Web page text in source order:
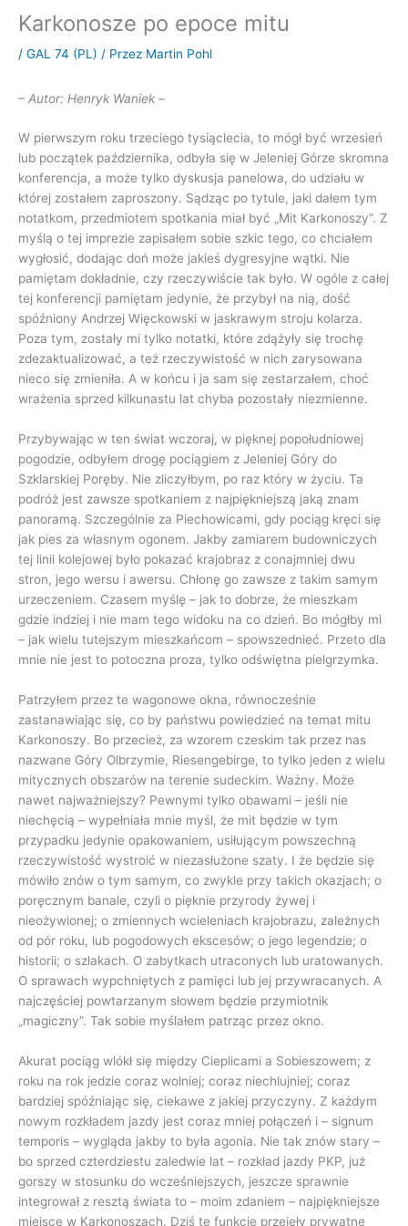
Karkonosze po epoce mitu
/ GAL 74 (PL) / Przez Martin Pohl
– Autor: Henryk Waniek –
W pierwszym roku trzeciego tysiąclecia, to mógł być wrzesień
lub początek października, odbyła się w Jeleniej Górze skromna
konferencja, a może tylko dyskusja panelowa, do udziału w
której zostałem zaproszony. Sądząc po tytule, jaki dałem tym
notatkom, przedmiotem spotkania miał być „Mit Karkonoszy”. Z
myślą o tej imprezie zapisałem sobie szkic tego, co chciałem
wygłosić, dodając doń może jakieś dygresyjne wątki. Nie
pamiętam dokładnie, czy rzeczywiście tak było. W ogóle z całej
tej konferencji pamiętam jedynie, że przybył na nią, dość
spóźniony Andrzej Więckowski w jaskrawym stroju kolarza.
Poza tym, zostały mi tylko notatki, które zdążyły się trochę
zdezaktualizować, a też rzeczywistość w nich zarysowana
nieco się zmieniła. A w końcu i ja sam się zestarzałem, choć
wrażenia sprzed kilkunastu lat chyba pozostały niezmienne.
Przybywając w ten świat wczoraj, w pięknej popołudniowej
pogodzie, odbyłem drogę pociągiem z Jeleniej Góry do
Szklarskiej Poręby. Nie zliczyłbym, po raz który w życiu. Ta
podróż jest zawsze spotkaniem z najpiękniejszą jaką znam
panoramą. Szczególnie za Piechowicami, gdy pociąg kręci się
jak pies za własnym ogonem. Jakby zamiarem budowniczych
tej linii kolejowej było pokazać krajobraz z conajmniej dwu
stron, jego wersu i awersu. Chłonę go zawsze z takim samym
urzeczeniem. Czasem myślę – jak to dobrze, że mieszkam
gdzie indziej i nie mam tego widoku na co dzień. Bo mógłby mi
– jak wielu tutejszym mieszkańcom – spowszednieć. Przeto dla
mnie nie jest to potoczna proza, tylko odświętna pielgrzymka.
Patrzyłem przez te wagonowe okna, równocześnie
zastanawiając się, co by państwu powiedzieć na temat mitu
Karkonoszy. Bo przecież, za wzorem czeskim tak przez nas
nazwane Góry Olbrzymie, Riesengebirge, to tylko jeden z wielu
mitycznych obszarów na terenie sudeckim. Ważny. Może
nawet najważniejszy? Pewnymi tylko obawami – jeśli nie
niechęcią – wypełniała mnie myśl, że mit będzie w tym
przypadku jedynie opakowaniem, usiłującym powszechną
rzeczywistość wystroić w niezasłużone szaty. I że będzie się
mówiło znów o tym samym, co zwykle przy takich okazjach; o
poręcznym banale, czyli o pięknie przyrody żywej i
nieożywionej; o zmiennych wcieleniach krajobrazu, zależnych
od pór roku, lub pogodowych ekscesów; o jego legendzie; o
historii; o szlakach. O zabytkach utraconych lub uratowanych.
O sprawach wypchniętych z pamięci lub jej przywracanych. A
najczęściej powtarzanym słowem będzie przymiotnik
„magiczny”. Tak sobie myślałem patrząc przez okno.
Akurat pociąg wlókł się między Cieplicami a Sobieszowem; z
roku na rok jedzie coraz wolniej; coraz niechlujniej; coraz
bardziej spóźniając się, ciekawe z jakiej przyczyny. Z każdym
nowym rozkładem jazdy jest coraz mniej połączeń i – signum
temporis – wygląda jakby to była agonia. Nie tak znów stary –
bo sprzed czterdziestu zaledwie lat – rozkład jazdy PKP, już
gorszy w stosunku do wcześniejszych, jeszcze sprawnie
integrował z resztą świata to – moim zdaniem – najpiękniejsze
miejsce w Karkonoszach. Dziś tę funkcję przejęły prywatne